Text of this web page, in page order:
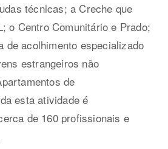
técnicas; a Creche que
o Centro Comunitário e Prado;
de acolhimento especializado
estrangeiros não
de
esta atividade é
de 160 profissionais e